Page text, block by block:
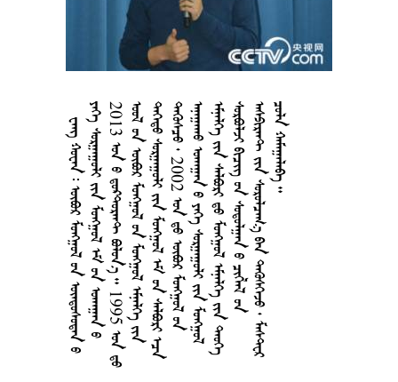
            2013     1995             2002                        